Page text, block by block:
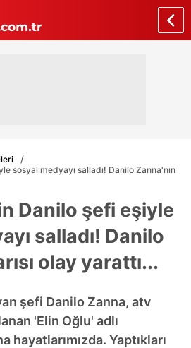
sosyal medyayı salladı! Danilo Zanna'nın
Danilo şefi eşiyle
salladı! Danilo
olay yarattı...
şefi Danilo Zanna, atv
'Elin Oğlu' adlı
hayatlarımızda. Yaptıkları